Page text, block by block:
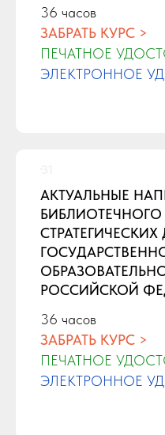
36 часов
ЗАБРАТЬ КУРС >
ПЕЧАТНОЕ
ЭЛЕКТРОННОЕ
АКТУАЛЬНЫЕ
БИБЛИОТЕЧНОГО
РОССИЙСКОЙ
36 часов
ЗАБРАТЬ КУРС >
ПЕЧАТНОЕ
ЭЛЕКТРОННОЕ